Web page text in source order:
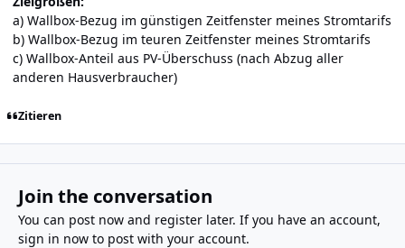
a) Wallbox-Bezug im günstigen Zeitfenster meines Stromtarifs
b) Wallbox-Bezug im teuren Zeitfenster meines Stromtarifs
c) Wallbox-Anteil aus PV-Überschuss (nach Abzug aller
anderen Hausverbraucher)
Zitieren
Join the conversation
You can post now and register later. If you have an account,
sign in nowto post with your account.